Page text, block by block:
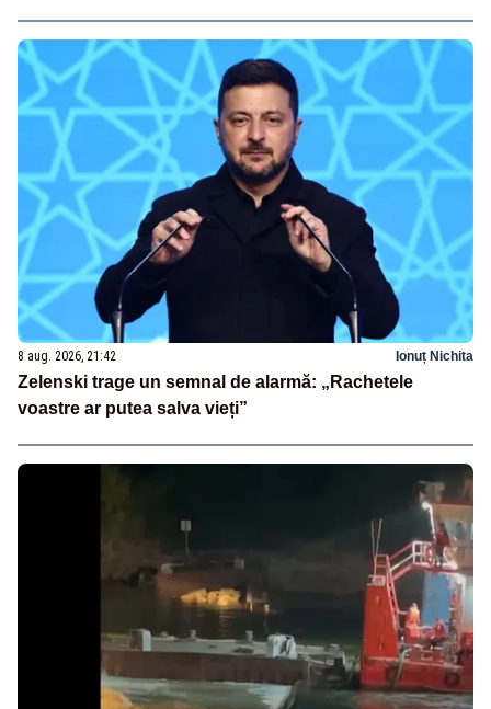
8 aug. 2026, 21:42 Ionuț Nichita
Zelenski trage un semnal de alarmă: „Rachetele
voastre ar putea salva vieți”